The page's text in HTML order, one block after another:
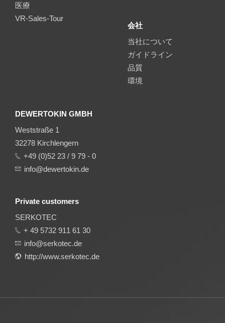
医療
VR-Sales-Tour
会社
当社について
ガイドライン
品質
環境
DEWERTOKIN GMBH
Weststraße 1
32278 Kirchlengern
+49 (0)52 23 / 9 79 - 0
info@dewertokin.de
Private customers
SERKOTEC
+ 49 5732 911 61 30
info@serkotec.de
http://www.serkotec.de